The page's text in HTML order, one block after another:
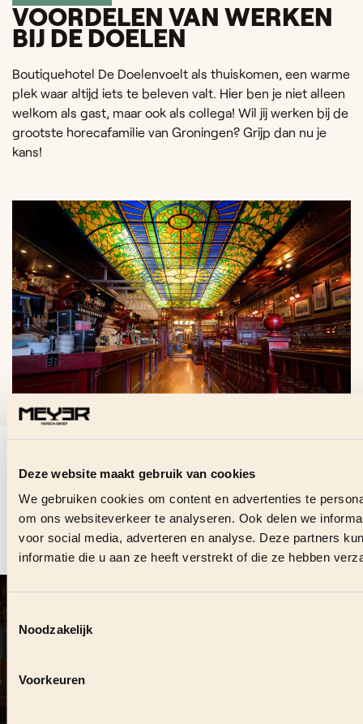
Deze website maakt gebruik van cookies
We gebruiken cookies om content en advertenties te
om ons websiteverkeer te analyseren. Ook delen we
voor social media, adverteren en analyse. Deze partners
informatie die u aan ze heeft verstrekt of die ze hebben
Toestemmingsselectie
Noodzakelijk
Voorkeuren
VOORDELEN VAN WERKEN
BIJ DE DOELEN
Boutiquehotel De Doelenvoelt als thuiskomen, een warme
plek waar altijd iets te beleven valt. Hier ben je niet alleen
welkom als gast, maar ook als collega! Wil jij werken bij de
grootste horecafamilie van Groningen? Grijp dan nu je
kans!
VRAGEN OVER DEZE
VACATURE?
Stuur ons direct een bericht en we helpen je graag.
CONTACT OPNEMEN
DUURZAME SAMENWERKING?